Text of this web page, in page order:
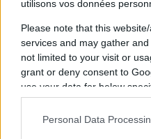
utilisons vos données
Please note that this
services and may gather
not limited to your visit or
grant or deny consent to
use your data for below
consent section.
Personal Data
La diffusion du
Warriorset207aura
télévision en France